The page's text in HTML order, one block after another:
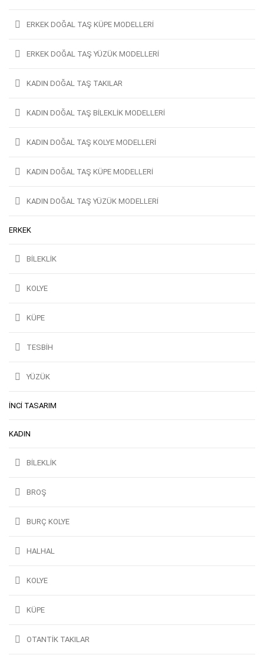
ERKEK DOĞAL TAŞ KÜPE MODELLERI
ERKEK DOĞAL TAŞ YÜZÜK MODELLERI
KADIN DOĞAL TAŞ TAKILAR
KADIN DOĞAL TAŞ BILEKLIK MODELLERI
KADIN DOĞAL TAŞ KOLYE MODELLERI
KADIN DOĞAL TAŞ KÜPE MODELLERI
KADIN DOĞAL TAŞ YÜZÜK MODELLERI
ERKEK
BILEKLIK
KOLYE
KÜPE
TESBIH
YÜZÜK
İNCI TASARIM
KADIN
BILEKLIK
BROŞ
BURÇ KOLYE
HALHAL
KOLYE
KÜPE
OTANTİK TAKILAR